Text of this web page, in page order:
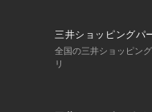
三井ショッピングパ
全国の三井ショッピン
リ